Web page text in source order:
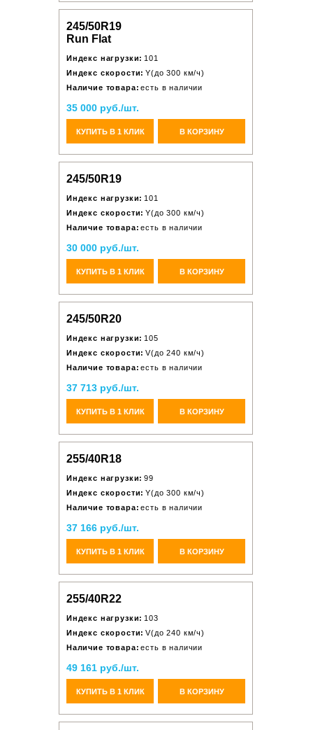
245/50R19
Run Flat
Индекс нагрузки: 101
Индекс скорости: Y(до 300 км/ч)
Наличие товара: есть в наличии
35 000 руб./шт.
КУПИТЬ В 1 КЛИК В КОРЗИНУ
245/50R19
Индекс нагрузки: 101
Индекс скорости: Y(до 300 км/ч)
Наличие товара: есть в наличии
30 000 руб./шт.
КУПИТЬ В 1 КЛИК В КОРЗИНУ
245/50R20
Индекс нагрузки: 105
Индекс скорости: V(до 240 км/ч)
Наличие товара: есть в наличии
37 713 руб./шт.
КУПИТЬ В 1 КЛИК В КОРЗИНУ
255/40R18
Индекс нагрузки: 99
Индекс скорости: Y(до 300 км/ч)
Наличие товара: есть в наличии
37 166 руб./шт.
КУПИТЬ В 1 КЛИК В КОРЗИНУ
255/40R22
Индекс нагрузки: 103
Индекс скорости: V(до 240 км/ч)
Наличие товара: есть в наличии
49 161 руб./шт.
КУПИТЬ В 1 КЛИК В КОРЗИНУ